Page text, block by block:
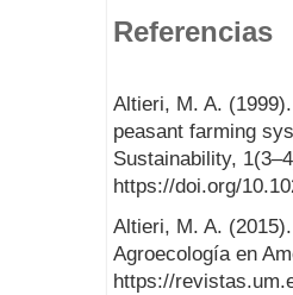
Referencias
Altieri, M. A.
peasant farming
Sustainability,
https://doi.org/
Altieri, M. A.
Agroecología en
https://